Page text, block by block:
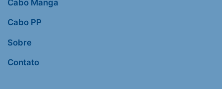
Cabo Manga
Cabo PP
Sobre
Contato